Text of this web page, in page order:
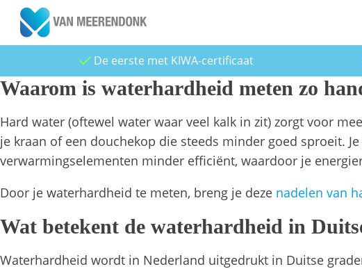
De eerste met KIWA-certificaat
Waarom is waterhardheid meten zo
Hard water (oftewel water waar veel kalk in zit) zorgt voor
je kraan of een douchekop die steeds minder goed sproeit.
verwarmingselementen minder efficiënt, waardoor je
Door je waterhardheid te meten, breng je deze nadelen van
Wat betekent de waterhardheid in
Waterhardheid wordt in Nederland uitgedrukt in Duitse